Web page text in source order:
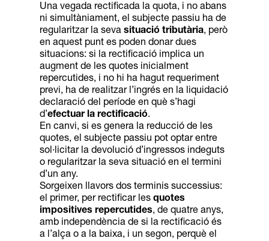
Una vegada rectificada la quota, i no abans
ni simultàniament, el subjecte passiu ha de
regularitzar la sevasituació tributària, però
en aquest punt es poden donar dues
situacions: si la rectificació implica un
augment de les quotes inicialment
repercutides, i no hi ha hagut requeriment
previ, ha de realitzar l’ingrés en la liquidació
declaració del període en què s’hagi
d’efectuar la rectificació.
En canvi, si es genera la reducció de les
quotes, el subjecte passiu pot optar entre
sol·licitar la devolució d’ingressos indeguts
o regularitzar la seva situació en el termini
d’un any.
Sorgeixen llavors dos terminis successius:
el primer, per rectificar lesquotes
impositives repercutides, de quatre anys,
amb independència de si la rectificació és
a l’alça o a la baixa, i un segon, perquè el